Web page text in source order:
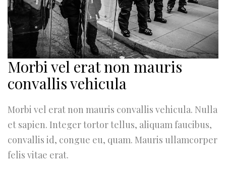
Morbi vel erat non mauris
convallis vehicula
Morbi vel erat non mauris convallis vehicula. Nulla
et sapien. Integer tortor tellus, aliquam faucibus,
convallis id, congue eu, quam. Mauris ullamcorper
felis vitae erat.